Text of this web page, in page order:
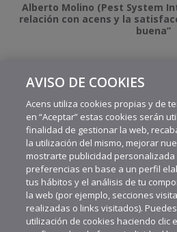
Alberto Molino (Pest System
relación con acens y la
buena”
MÁS VIDEOS
AVISO DE COOKIES
Acens utiliza cookies propias y de
en “Aceptar” estas cookies serán
finalidad de gestionar la web,
la utilización del mismo, mejorar
mostrarte publicidad
preferencias en base a un perfil
tus hábitos y el análisis de tu
la web (por ejemplo, secciones
realizadas o links visitados).
utilización de cookies haciendo clic